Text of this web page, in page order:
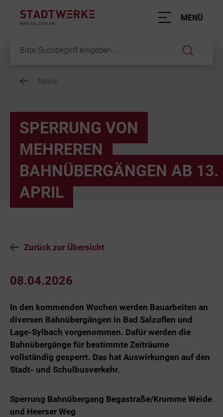
Hauptnavigation
MENÜ
News
SPERRUNG VON
MEHREREN
BAHNÜBERGÄNGEN AB 13.
APRIL
Zurück zur Übersicht
08.04.2026
In den kommenden Wochen werden Bauarbeiten an
diversen Bahnübergängen in Bad Salzuflen und
Lage-Sylbach vorgenommen. Dafür werden die
Bahnübergänge für bestimmte Zeiträume
vollständig gesperrt. Das hat Auswirkungen auf den
Stadt- und Schulbusverkehr.
Sperrung Bahnübergang Begastraße/Krumme Weide
und Heerser Weg